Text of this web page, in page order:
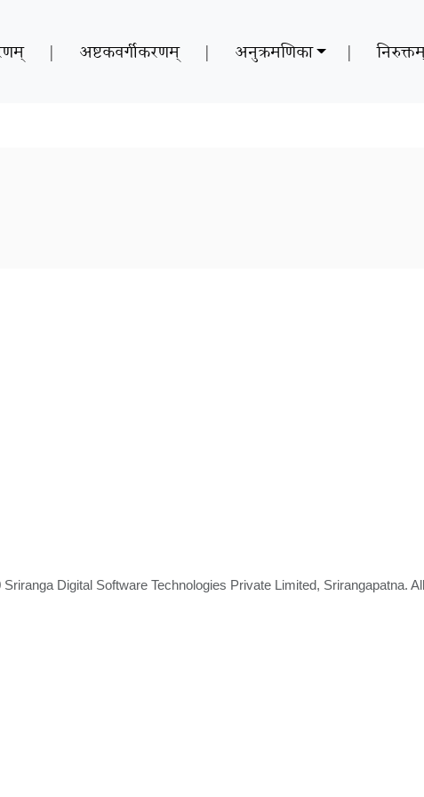
| अष्टकवर्गीकरणम् | अनुक्रमणिका |
Digital Software Technologies Private Limited, Srirangapatna.